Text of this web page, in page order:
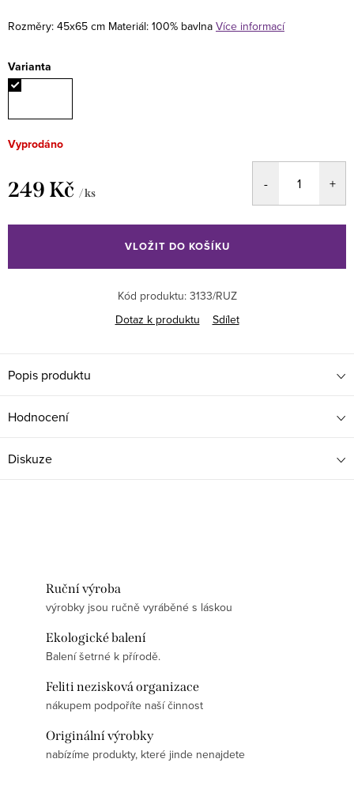
Rozměry: 45x65 cm Materiál: 100% bavlna Více informací
Varianta
Vyprodáno
249 Kč / ks
cena:
VLOŽIT DO KOŠÍKU
Kód produktu: 3133/RUZ
Dotaz k produktu
Sdílet
Popis produktu
Hodnocení
Diskuze
Ruční výroba
výrobky jsou ručně vyráběné s láskou
Ekologické balení
Balení šetrné k přírodě.
Feliti nezisková organizace
nákupem podpoříte naší činnost
Originální výrobky
nabízíme produkty, které jinde nenajdete